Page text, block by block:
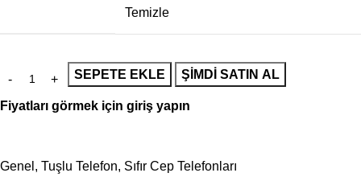
Temizle
SEPETE EKLE ŞIMDI SATIN AL
Fiyatları görmek için giriş yapın
Genel , Tuşlu Telefon, Sıfır Cep Telefonları